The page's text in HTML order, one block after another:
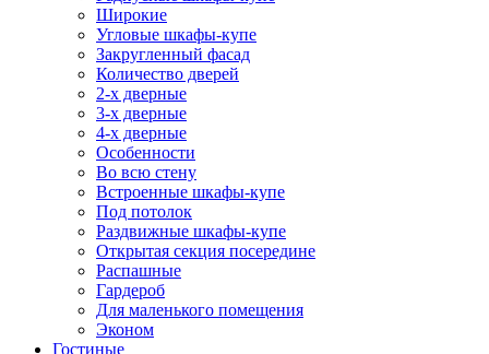
Широкие
Угловые шкафы-купе
Закругленный фасад
Количество дверей
2-х дверные
3-х дверные
4-х дверные
Особенности
Во всю стену
Встроенные шкафы-купе
Под потолок
Раздвижные шкафы-купе
Открытая секция посередине
Распашные
Гардероб
Для маленького помещения
Эконом
Гостиные